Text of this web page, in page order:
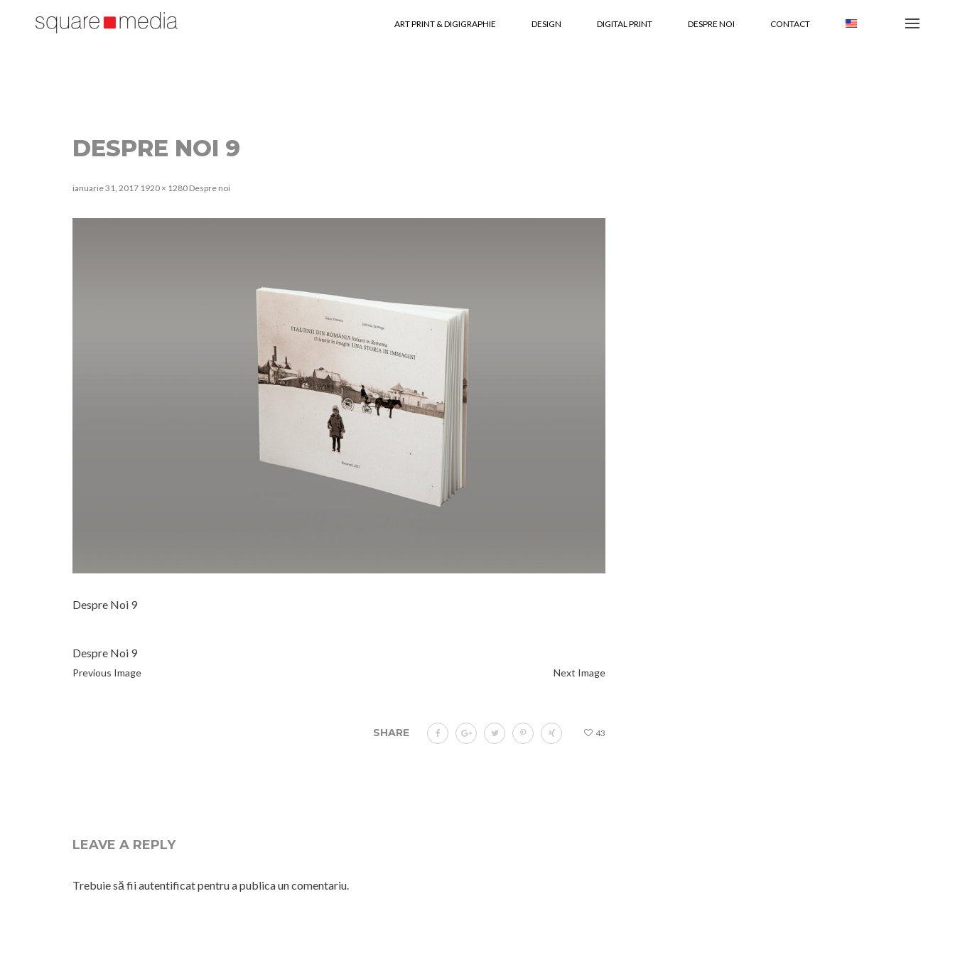
ART PRINT & DIGIGRAPHIE DESIGN DIGITAL PRINT DESPRE NOI CONTACT EN
DESPRE NOI 9
ianuarie 31, 2017 1920 × 1280 Despre noi
Despre Noi 9
Despre Noi 9
Previous Image Next Image
SHARE 43
LEAVE A REPLY
Trebuie să fiiautentificatpentru a publica un comentariu.